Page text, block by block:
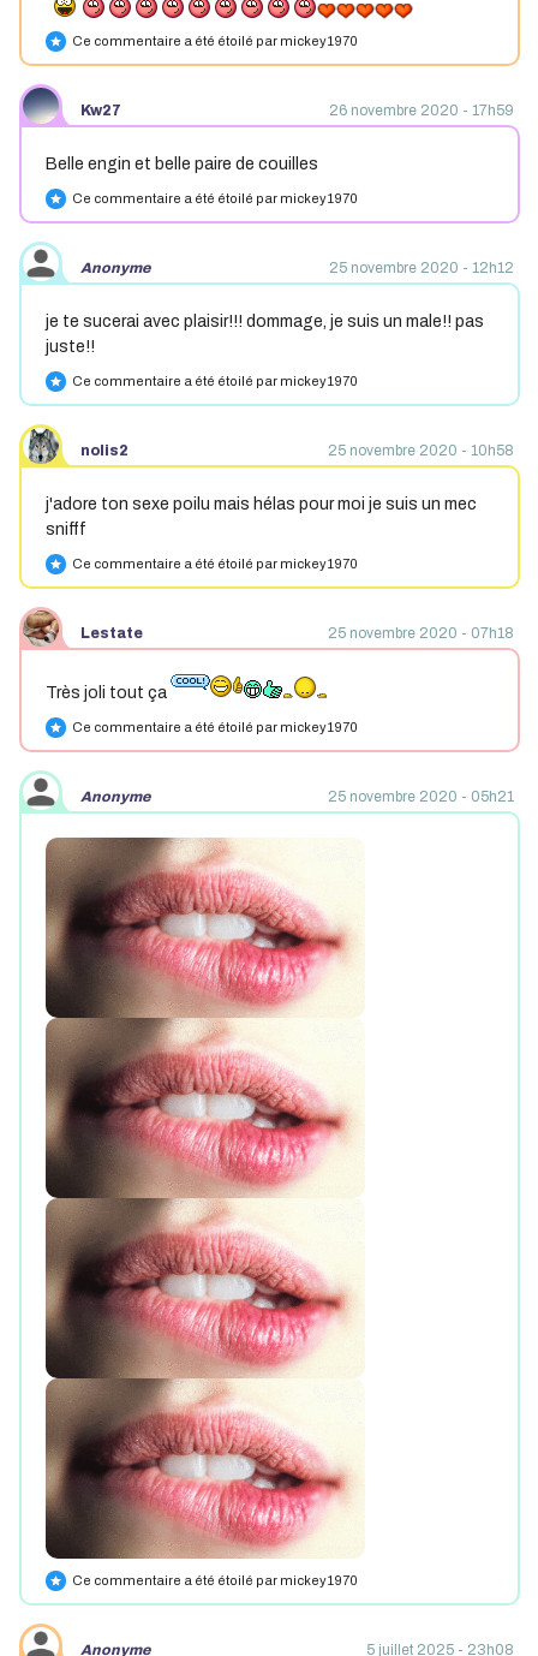
star Ce commentaire a été étoilé par mickey1970
Kw27 26 novembre 2020 - 17h59
Belle engin et belle paire de couilles
star Ce commentaire a été étoilé par mickey1970
Anonyme 25 novembre 2020 - 12h12
je te sucerai avec plaisir!!! dommage, je suis un male!! pas
juste!!
star Ce commentaire a été étoilé par mickey1970
nolis2 25 novembre 2020 - 10h58
j'adore ton sexe poilu mais hélas pour moi je suis un mec
snifff
star Ce commentaire a été étoilé par mickey1970
Lestate 25 novembre 2020 - 07h18
Très joli tout ça
star Ce commentaire a été étoilé par mickey1970
Anonyme 25 novembre 2020 - 05h21
star Ce commentaire a été étoilé par mickey1970
Anonyme 5 juillet 2025 - 23h08